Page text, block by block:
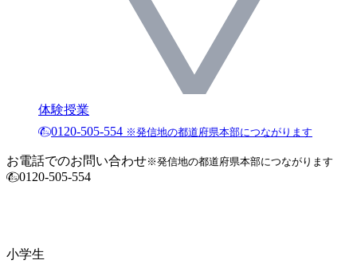
体験授業
0120-505-554 ※発信地の都道府県本部につながります
お電話でのお問い合わせ※発信地の都道府県本部につながります
0120-505-554
小学生